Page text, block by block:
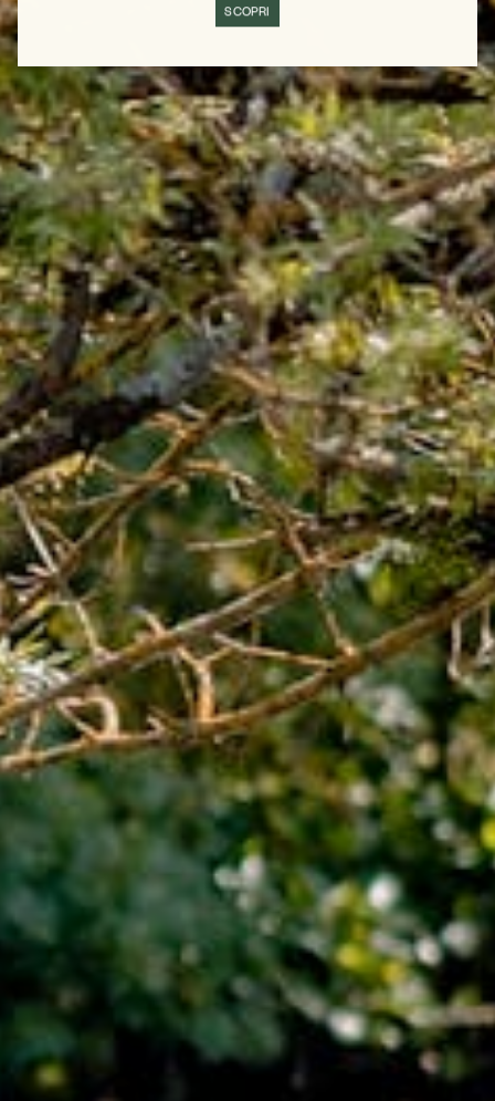
SCOPRI